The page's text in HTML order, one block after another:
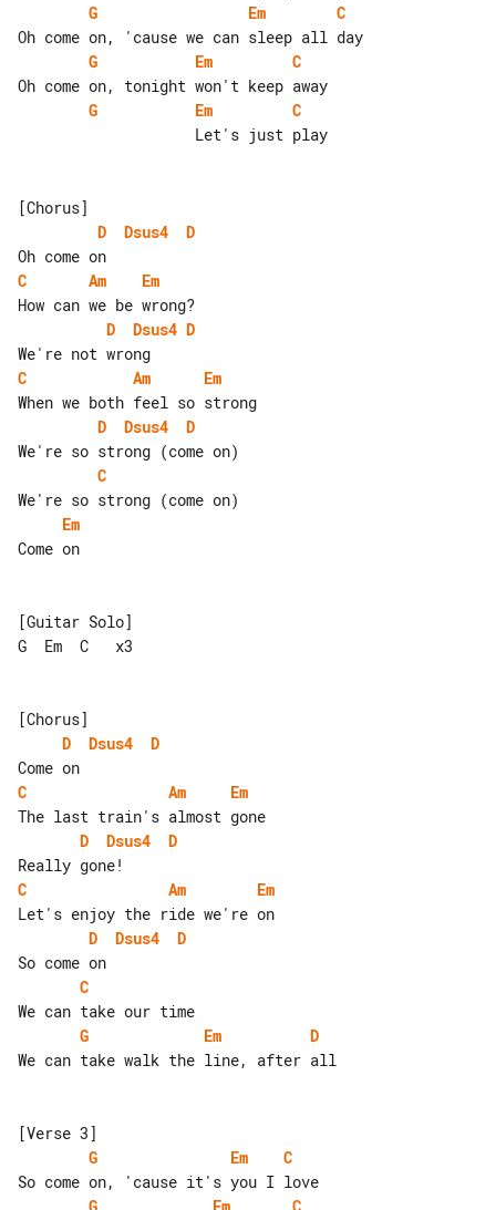
G
Em
C
G
Em
C
G
Em
C
D
Dsus4
D
C
Am
Em
D
Dsus4 D
C
Am
Em
D
Dsus4
D
C
Em
Come on
[Guitar Solo]
G  Em  C   x3
D
Dsus4
D
C
Am
Em
D
Dsus4
D
C
Am
Em
D
Dsus4
D
C
G
Em
D
We can take walk the line, after all
G
Em
C